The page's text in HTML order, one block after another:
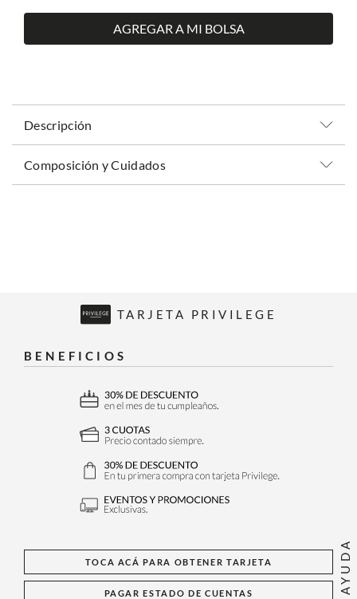
AYUDA
AGREGAR A MI BOLSA
Descripción
Composición y Cuidados
TARJETA PRIVILEGE
BENEFICIOS
TOCA ACÁ PARA OBTENER TARJETA
PAGAR ESTADO DE CUENTAS